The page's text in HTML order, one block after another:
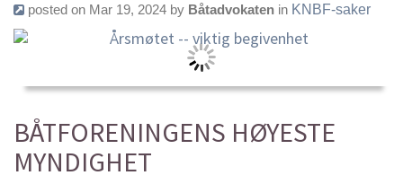
posted on Mar 19, 2024 by Båtadvokaten in KNBF-saker
BÅTFORENINGENS HØYESTE
MYNDIGHET